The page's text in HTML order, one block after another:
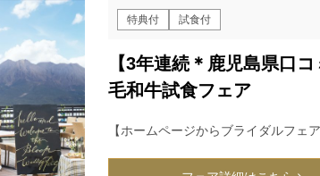
特典付 試食付
【3年連続＊鹿児島県口
毛和牛試食フェア
【ホームページからブライダルフェ